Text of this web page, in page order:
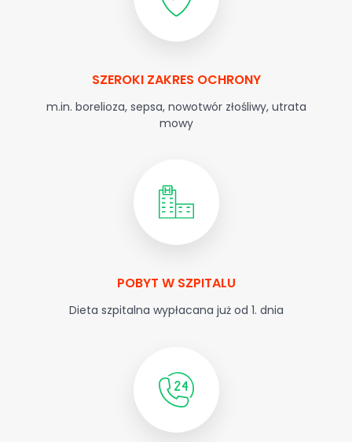
SZEROKI ZAKRES OCHRONY
m.in. borelioza, sepsa, nowotwór złośliwy, utrata
mowy
POBYT W SZPITALU
Dieta szpitalna wypłacana już od 1. dnia